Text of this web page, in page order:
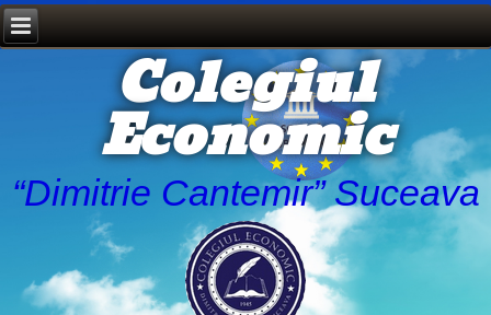
Colegiul
Economic
“Dimitrie Cantemir” Suceava